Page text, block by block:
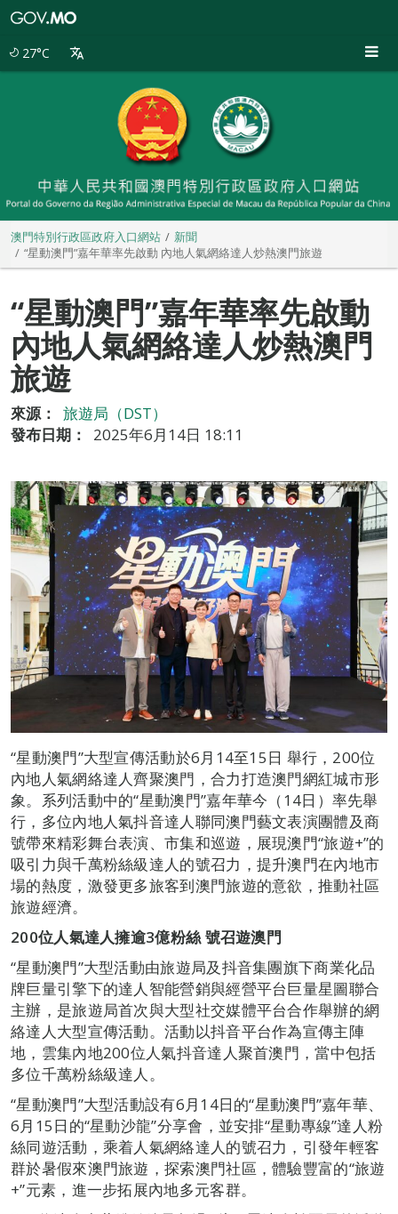
27°C
澳門特別行政區政府入口網站
新聞
“星動澳門”嘉年華率先啟動 內地人氣網絡達人炒熱澳門旅遊
“星動澳門”嘉年華率先啟動
內地人氣網絡達人炒熱澳門
旅遊
來源：
旅遊局（DST）
發布日期：
2025年6月14日 18:11
“星動澳門”大型宣傳活動於6月14至15日 舉行，200位
內地人氣網絡達人齊聚澳門，合力打造澳門網紅城市形
象。系列活動中的“星動澳門”嘉年華今（14日）率先舉
行，多位內地人氣抖音達人聯同澳門藝文表演團體及商
號帶來精彩舞台表演、市集和巡遊，展現澳門“旅遊+”的
吸引力與千萬粉絲級達人的號召力，提升澳門在內地市
場的熱度，激發更多旅客到澳門旅遊的意欲，推動社區
旅遊經濟。
200位人氣達人擁逾3億粉絲 號召遊澳門
“星動澳門”大型活動由旅遊局及抖音集團旗下商業化品
牌巨量引擎下的達人智能營銷與經營平台巨量星圖聯合
主辦，是旅遊局首次與大型社交媒體平台合作舉辦的網
絡達人大型宣傳活動。活動以抖音平台作為宣傳主陣
地，雲集內地200位人氣抖音達人聚首澳門，當中包括
多位千萬粉絲級達人。
“星動澳門”大型活動設有6月14日的“星動澳門”嘉年華、
6月15日的“星動沙龍”分享會，並安排“星動專線”達人粉
絲同遊活動，乘着人氣網絡達人的號召力，引發年輕客
群於暑假來澳門旅遊，探索澳門社區，體驗豐富的“旅遊
+”元素，進一步拓展內地多元客群。